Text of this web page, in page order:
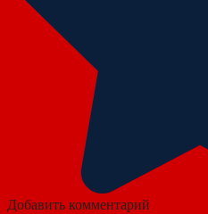
Добавить комментарий